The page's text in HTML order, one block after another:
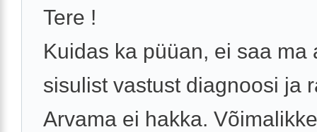
Tere !
Kuidas ka püüan, ei saa ma
sisulist vastust diagnoosi ja
Arvama ei hakka. Võimalikke